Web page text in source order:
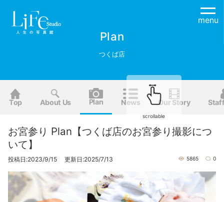
menu
Plan
つくば店
Top About Us Plan News Our Story
scrollable
お宮参り Plan【つくば店のお宮参り撮影につ
いて】
投稿日:2023/9/15 更新日:2025/7/13 5865 0